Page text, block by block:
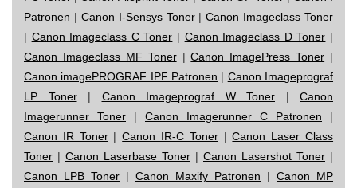
Patronen | Canon I-Sensys Toner|Canon Imageclass Toner
| Canon Imageclass C Toner | Canon Imageclass D Toner |
Canon Imageclass MF Toner|Canon ImagePress Toner |
Canon imagePROGRAF IPF Patronen | Canon Imageprograf
LP Toner| Canon Imageprograf W Toner | Canon
Imagerunner Toner | Canon Imagerunner C Patronen |
Canon IR Toner|Canon IR-C Toner|Canon Laser Class
Toner | Canon Laserbase Toner | Canon Lasershot Toner |
Canon LPB Toner | Canon Maxify Patronen | Canon MP